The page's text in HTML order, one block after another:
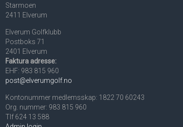
Starmoen
2411 Elverum
Elverum Golfklubb
Postboks 71
2401 Elverum
Faktura adresse:
EHF: 983 815 960
post@elverumgolf.no
Kontonummer medlemsskap: 1822 70 60243
Org. nummer: 983 815 960
Tlf 624 13 588